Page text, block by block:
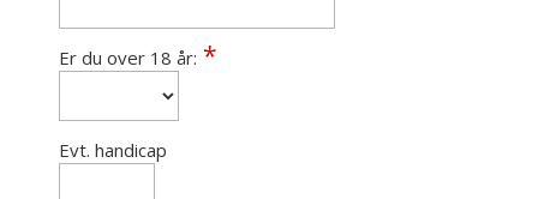
Er du over 18 år:
Evt. handicap